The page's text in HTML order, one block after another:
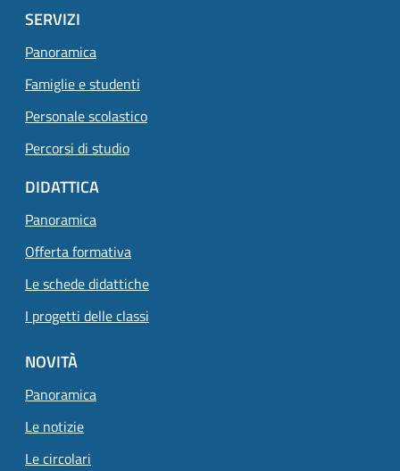
SERVIZI
Panoramica
Famiglie e studenti
Personale scolastico
Percorsi di studio
DIDATTICA
Panoramica
Offerta formativa
Le schede didattiche
I progetti delle classi
NOVITÀ
Panoramica
Le notizie
Le circolari